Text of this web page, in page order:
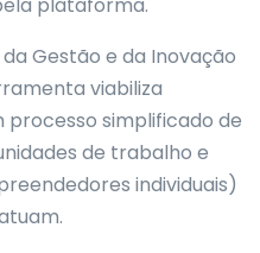
Gestão e da Inovação
viabiliza
simplificado de
de trabalho e
individuais)